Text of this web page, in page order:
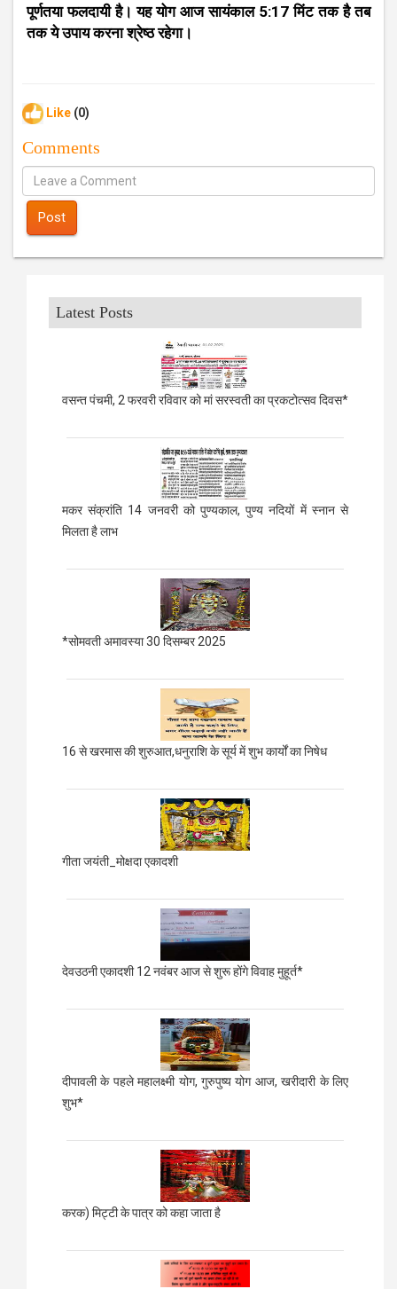
पूर्णतया फलदायी है। यह योग आज सायंकाल 5:17 मिंट तक है तब
तक ये उपाय करना श्रेष्ठ रहेगा।
Like (0)
Comments
Post
Latest Posts
वसन्त पंचमी, 2 फरवरी रविवार को मां सरस्वती का प्रकटोत्सव दिवस*
मकर संक्रांति 14 जनवरी को पुण्यकाल, पुण्य नदियों में स्नान से
मिलता है लाभ
*सोमवती अमावस्या 30 दिसम्बर 2025
16 से खरमास की शुरुआत,धनुराशि के सूर्य में शुभ कार्यों का निषेध
गीता जयंती_मोक्षदा एकादशी
देवउठनी एकादशी 12 नवंबर आज से शुरू होंगे विवाह मुहूर्त*
दीपावली के पहले महालक्ष्मी योग, गुरुपुष्य योग आज, खरीदारी के लिए
शुभ*
करक) मिट्टी के पात्र को कहा जाता है